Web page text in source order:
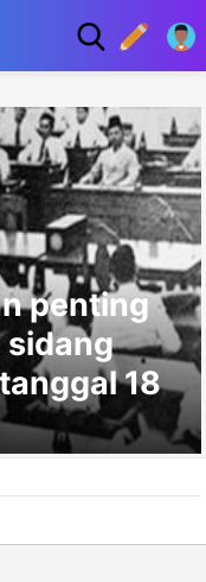
penting
sidang
18